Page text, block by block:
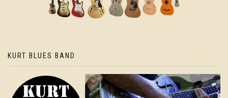
KURT BLUES BAND